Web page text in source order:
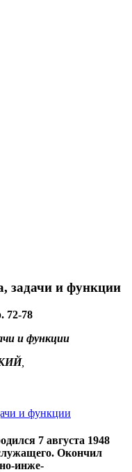
задачи и функции
78
и функции
,
7 августа 1948
Окончил
инже-